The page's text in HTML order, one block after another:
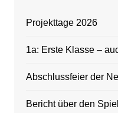
Projekttage 2026
1a: Erste Klasse –
Abschlussfeier der
Bericht über den